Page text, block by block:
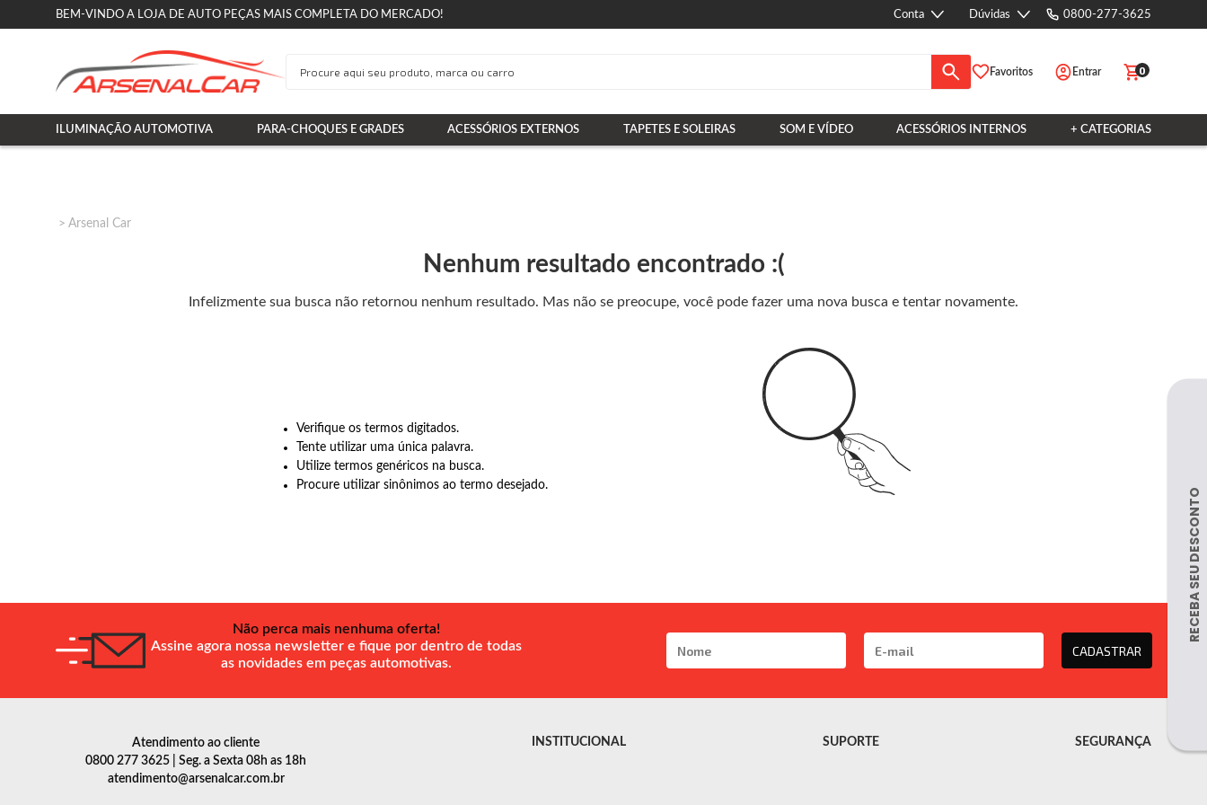
BEM-VINDO A LOJA DE AUTO PEÇAS MAIS COMPLETA DO MERCADO! Conta Dúvidas 0800-277-3625
Favoritos Entrar 0
ILUMINAÇÃO AUTOMOTIVA PARA-CHOQUES E GRADES ACESSÓRIOS EXTERNOS TAPETES E SOLEIRAS SOM E VÍDEO ACESSÓRIOS INTERNOS + CATEGORIAS
Arsenal Car
Nenhum resultado encontrado :(
Infelizmente sua busca não retornou nenhum resultado. Mas não se preocupe, você pode fazer uma nova busca e tentar novamente.
Verifique os termos digitados.
Tente utilizar uma única palavra.
Utilize termos genéricos na busca.
Procure utilizar sinônimos ao termo desejado.
Não perca mais nenhuma oferta!
Assine agora nossa newsletter e fique por dentro de todas
as novidades em peças automotivas.
CADASTRAR
Atendimento ao cliente
0800 277 3625 | Seg. a Sexta 08h as 18h
atendimento@arsenalcar.com.br
INSTITUCIONAL SUPORTE SEGURANÇA